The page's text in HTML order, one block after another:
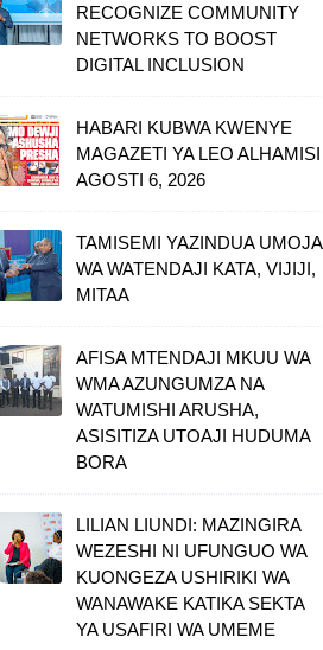
RECOGNIZE COMMUNITY
NETWORKS TO BOOST
DIGITAL INCLUSION
HABARI KUBWA KWENYE
MAGAZETI YA LEO ALHAMISI
AGOSTI 6, 2026
TAMISEMI YAZINDUA UMOJA
WA WATENDAJI KATA, VIJIJI,
MITAA
AFISA MTENDAJI MKUU WA
WMA AZUNGUMZA NA
WATUMISHI ARUSHA,
ASISITIZA UTOAJI HUDUMA
BORA
LILIAN LIUNDI: MAZINGIRA
WEZESHI NI UFUNGUO WA
KUONGEZA USHIRIKI WA
WANAWAKE KATIKA SEKTA
YA USAFIRI WA UMEME